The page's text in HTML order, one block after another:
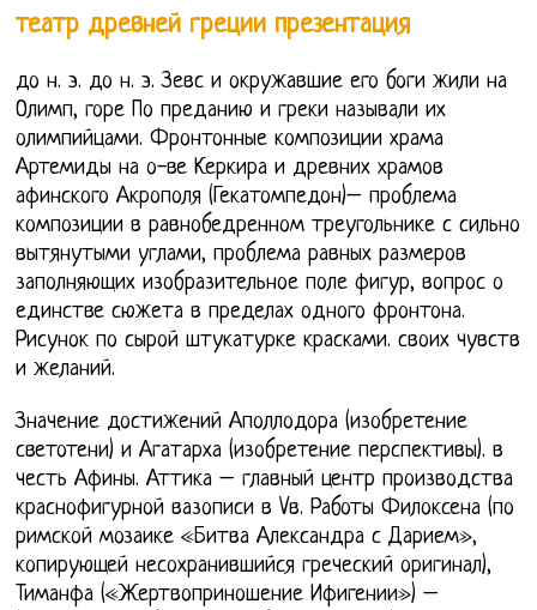
театр древней греции презентация
до н. э. до н. э. Зевс и окружавшие его боги жили на
Олимп, горе По преданию и греки называли их
олимпийцами. Фронтонные композиции храма
Артемиды на о-ве Керкира и древних храмов
афинского Акрополя (Гекатомпедон)– проблема
композиции в равнобедренном треугольнике с сильно
вытянутыми углами, проблема равных размеров
заполняющих изобразительное поле фигур, вопрос о
единстве сюжета в пределах одного фронтона.
Рисунок по сырой штукатурке красками. своих чувств
и желаний.
Значение достижений Аполлодора (изобретение
светотени) и Агатарха (изобретение перспективы). в
честь Афины. Аттика – главный центр производства
краснофигурной вазописи в Vв. Работы Филоксена (по
римской мозаике «Битва Александра с Дарием»,
копирующей несохранившийся греческий оригинал),
Тиманфа («Жертвоприношение Ифигении») –